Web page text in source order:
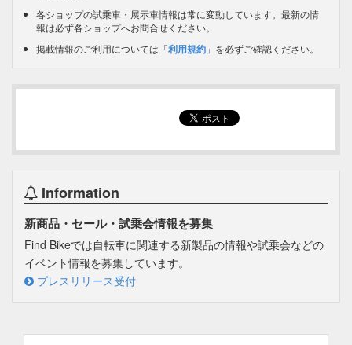
各ショップの試乗車・展示車情報は常に変動しています。最新の情
報は必ず各ショップへお問合せください。
掲載情報のご利用については「利用規約 」を必ずご確認ください。
Information
新商品・セール・試乗会情報を募集
Find Bikeでは自転車に関連する新製品の情報や試乗会などの
イベント情報を募集しています。
プレスリリース受付